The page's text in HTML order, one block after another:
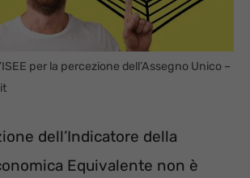
per la percezione dell’Assegno Unico –
dell’Indicatore della
Equivalente non è